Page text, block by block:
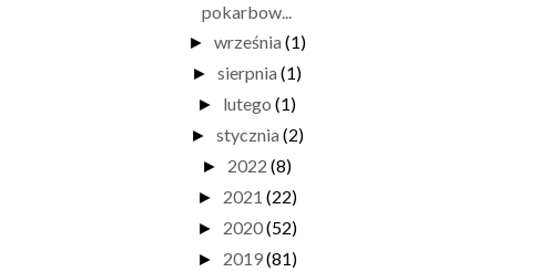
pokarbow...
► września (1)
► sierpnia (1)
► lutego (1)
► stycznia (2)
► 2022 (8)
► 2021 (22)
► 2020(52)
► 2019(81)